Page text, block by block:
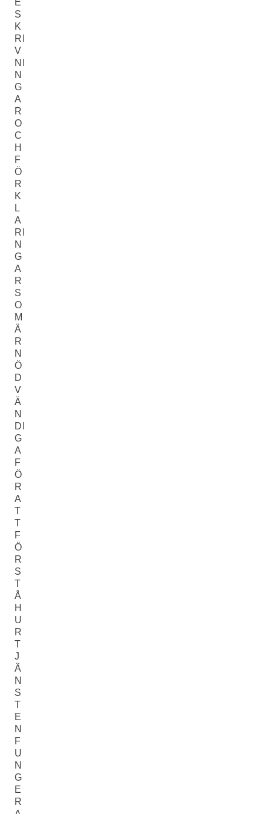
E
S
K
RI
V
NI
N
G
A
R
O
C
H
F
Ö
R
K
L
A
RI
N
G
A
R
S
O
M
Ä
R
N
Ö
D
V
Ä
N
DI
G
A
F
Ö
R
A
T
T
F
Ö
R
S
T
Å
H
U
R
T
J
Ä
N
S
T
E
N
F
U
N
G
E
R